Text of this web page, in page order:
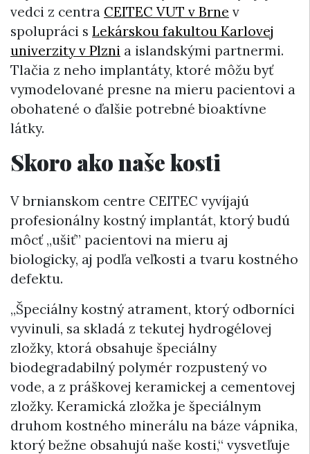
vedci z centra CEITEC VUT v Brne v
spolupráci s Lekárskou fakultou Karlovej
univerzity v Plzni a islandskými partnermi.
Tlačia z neho implantáty, ktoré môžu byť
vymodelované presne na mieru pacientovi a
obohatené o ďalšie potrebné bioaktívne
látky.
Skoro ako naše kosti
V brnianskom centre CEITEC vyvíjajú
profesionálny kostný implantát, ktorý budú
môcť „ušiť” pacientovi na mieru aj
biologicky, aj podľa veľkosti a tvaru kostného
defektu.
„Špeciálny kostný atrament, ktorý odborníci
vyvinuli, sa skladá z tekutej hydrogélovej
zložky, ktorá obsahuje špeciálny
biodegradabilný polymér rozpustený vo
vode, a z práškovej keramickej a cementovej
zložky. Keramická zložka je špeciálnym
druhom kostného minerálu na báze vápnika,
ktorý bežne obsahujú naše kosti,“ vysvetľuje